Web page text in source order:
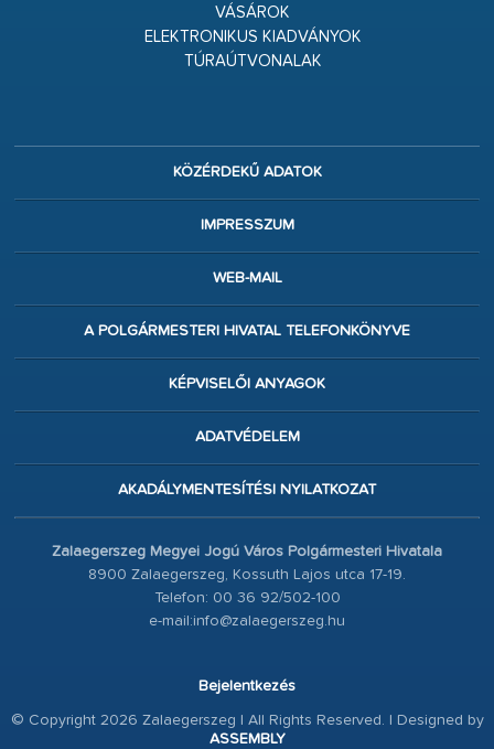
VÁSÁROK
ELEKTRONIKUS KIADVÁNYOK
TÚRAÚTVONALAK
KÖZÉRDEKŰ ADATOK
IMPRESSZUM
WEB-MAIL
A POLGÁRMESTERI HIVATAL TELEFONKÖNYVE
KÉPVISELŐI ANYAGOK
ADATVÉDELEM
AKADÁLYMENTESÍTÉSI NYILATKOZAT
Zalaegerszeg Megyei Jogú Város Polgármesteri Hivatala
8900 Zalaegerszeg, Kossuth Lajos utca 17-19.
Telefon: 00 36 92/502-100
e-mail:info@zalaegerszeg.hu
Bejelentkezés
© Copyright 2026 Zalaegerszeg | All Rights Reserved. | Designed by
ASSEMBLY